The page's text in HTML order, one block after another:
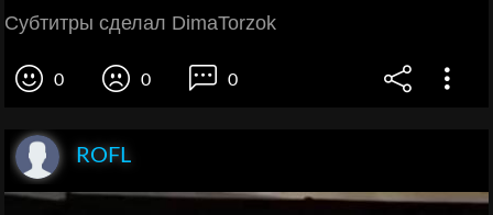
Субтитры сделал DimaTorzok
0 0 0
ROFL